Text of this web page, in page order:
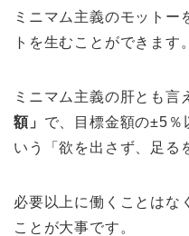
ミニマム主義のモットー
トを生むことができます。
ミニマム主義の肝とも言
額」 で、目標金額の±5％
いう「欲を出さず、足る
必要以上に働くことはな
ことが大事です。